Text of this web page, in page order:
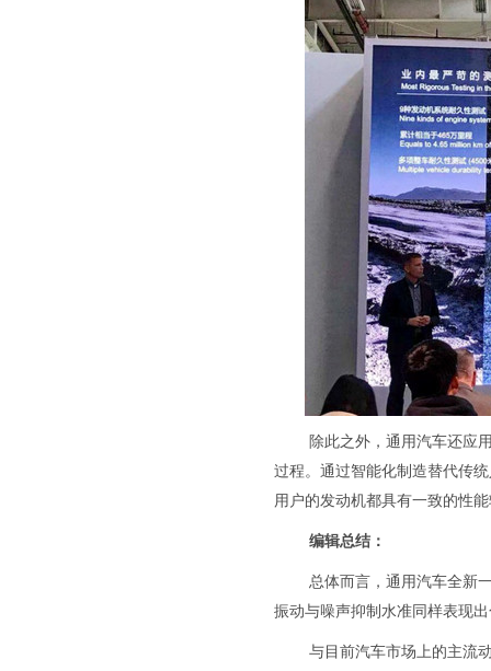
除此之外，通用汽车还应
过程。通过智能化制造替代传
用户的发动机都具有一致的性
编辑总结：
总体而言，通用汽车全新
振动与噪声抑制水准同样表现
与目前汽车市场上的主流